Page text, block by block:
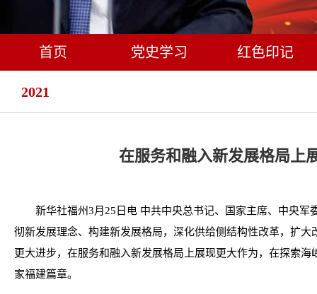
首页 党史学习 红色印记
2021
在服务和融入新发展格局上
新华社福州3月25日电 中共中央总书记、国家主席、中央
彻新发展理念、构建新发展格局，深化供给侧结构性改革，扩
更大进步，在服务和融入新发展格局上展现更大作为，在探索
家福建篇章。